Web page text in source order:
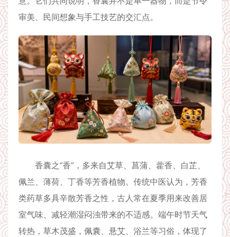
审美、民间想象与手工技艺的交汇点。
香囊之“香”，多来自艾草、菖蒲、藿香、白芷、
佩兰、薄荷、丁香等芳香植物。传统中医认为，芳香
类药草多具辛散芳香之性，古人常在夏季用来改善居
室气味、减轻潮湿闷浊带来的不适感。端午时节天气
转热，草木茂盛，佩囊、悬艾、浴兰等习俗，体现了